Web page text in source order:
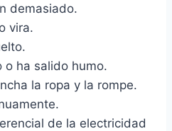
demasiado.
vira.
o ha salido humo.
la ropa y la rompe.
de la electricidad